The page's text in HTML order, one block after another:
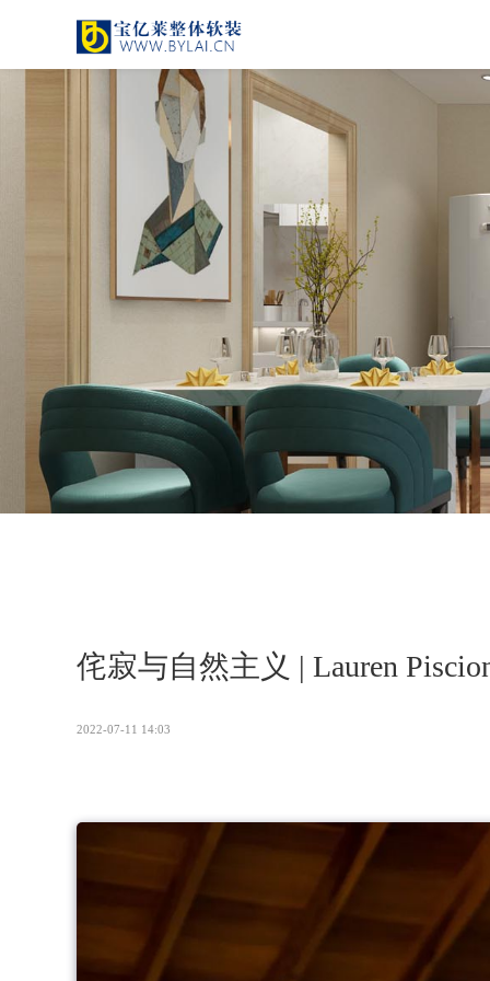
侘寂与自然主义 | Lauren
2022-07-11 14:03